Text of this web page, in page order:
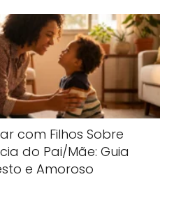
com Filhos Sobre
do Pai/Mãe: Guia
e Amoroso